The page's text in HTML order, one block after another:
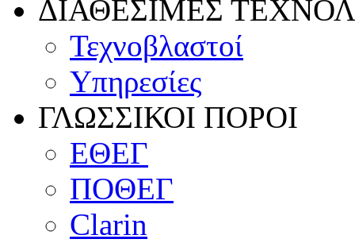
ΔΙΑΘΕΣΙΜΕΣ
Τεχνοβλαστοί
Υπηρεσίες
ΓΛΩΣΣΙΚΟΙ ΠΟΡΟΙ
ΕΘΕΓ
ΠΟΘΕΓ
Clarin